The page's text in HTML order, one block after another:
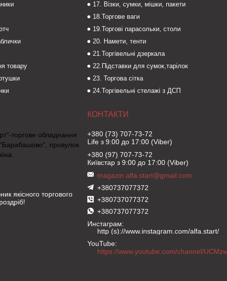
товару
17. Візки, сумки, мішки, пакети
18.Торгове ваги
19.Торгові парасольки, столи
20. Намети, тенти
21.Торгівельні дзеркала
22.Підставки для сумок,тарілок
23. Торгова сітка
24.Торгівельні стелажі з ДСП
торгове обладнання
провулок
якісного торгового
+380 (73) 707-73-72
Life з 9:00 до 17:00 (Viber)
+380 (97) 707-73-72
Київстар з 9:00 до 17:00 (Viber)
magazin.alfa.start@gmail.com
+380737077372
+380737077372
+380737077372
Инстаграм
http (s)://www.instagram.com/alfa.start/
YouTube